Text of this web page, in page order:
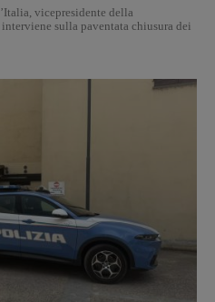
vicepresidente della
sulla paventata chiusura dei